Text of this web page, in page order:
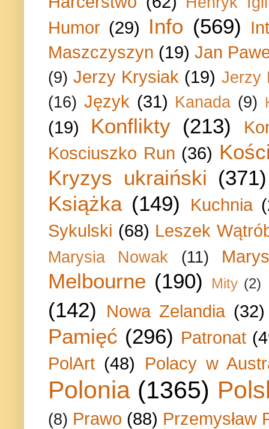
Humor (29) Info (569)
Maszczyszyn (19) Jan
(9) Jerzy Krysiak (19) Jerzy
(16) Język (31) Kanada (9)
(19) Konflikty (213)
Kosciuszko Run (36)
Kryzys ukraiński (371)
Książka (149) Kuchnia
Sykulski (68) Leszek
Marysia Nowak (11)
Melbourne (190) Mity (2)
(142) Nowa Zelandia (32)
Pamięć (296) Patronat
PolArt (48) Polacy w
Polonia (1365)
(8) Prawo (88) Przemysław